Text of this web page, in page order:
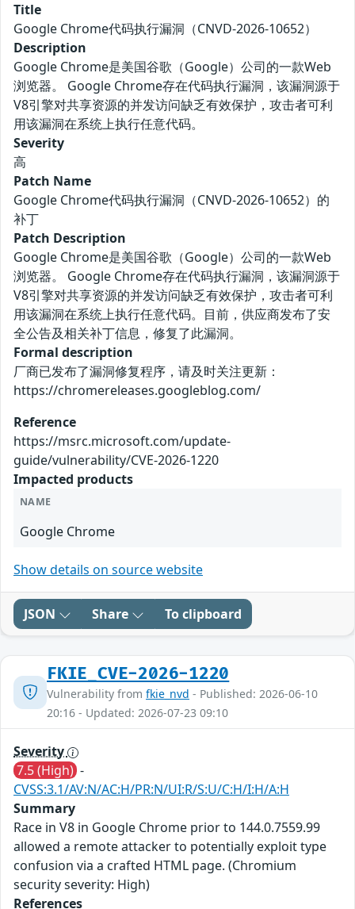
Title
Google Chrome代码执行漏洞（CNVD-2026-10652）
Description
Google Chrome是美国谷歌（Google）公司的一款Web
浏览器。 Google Chrome存在代码执行漏洞，该漏洞源于
V8引擎对共享资源的并发访问缺乏有效保护，攻击者可利
用该漏洞在系统上执行任意代码。
Severity
高
Patch Name
Google Chrome代码执行漏洞（CNVD-2026-10652）的
补丁
Patch Description
Google Chrome是美国谷歌（Google）公司的一款Web
浏览器。 Google Chrome存在代码执行漏洞，该漏洞源于
V8引擎对共享资源的并发访问缺乏有效保护，攻击者可利
用该漏洞在系统上执行任意代码。目前，供应商发布了安
全公告及相关补丁信息，修复了此漏洞。
Formal description
厂商已发布了漏洞修复程序，请及时关注更新：
https://chromereleases.googleblog.com/
Reference
https://msrc.microsoft.com/update-
guide/vulnerability/CVE-2026-1220
Impacted products
NAME
Google Chrome
Show details on source website
JSON Share To clipboard
FKIE_CVE-2026-1220
Vulnerability from fkie_nvd - Published: 2026-06-10
20:16 - Updated: 2026-07-23 09:10
Severity
7.5 (High) -
CVSS:3.1/AV:N/AC:H/PR:N/UI:R/S:U/C:H/I:H/A:H
Summary
Race in V8 in Google Chrome prior to 144.0.7559.99
allowed a remote attacker to potentially exploit type
confusion via a crafted HTML page. (Chromium
security severity: High)
References